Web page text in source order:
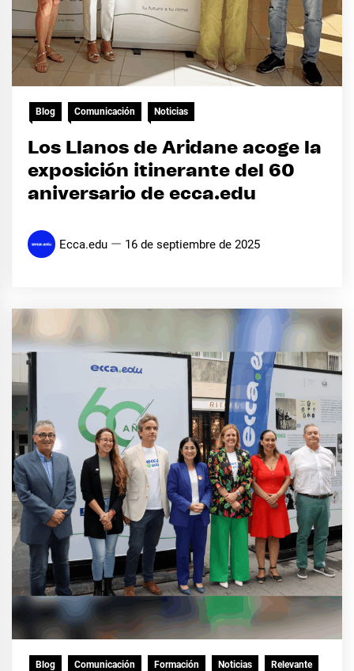
Blog Comunicación Noticias
Los Llanos de Aridane acoge la
exposición itinerante del 60
aniversario de ecca.edu
Ecca.edu 16 de septiembre de 2025
Blog Comunicación Formación Noticias Relevante